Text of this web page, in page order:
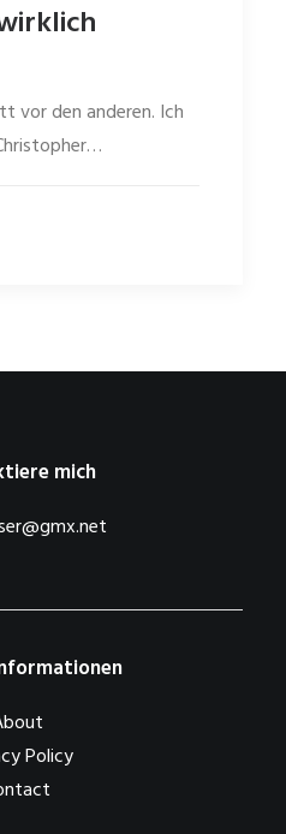
vor den anderen. Ich
mich
Policy